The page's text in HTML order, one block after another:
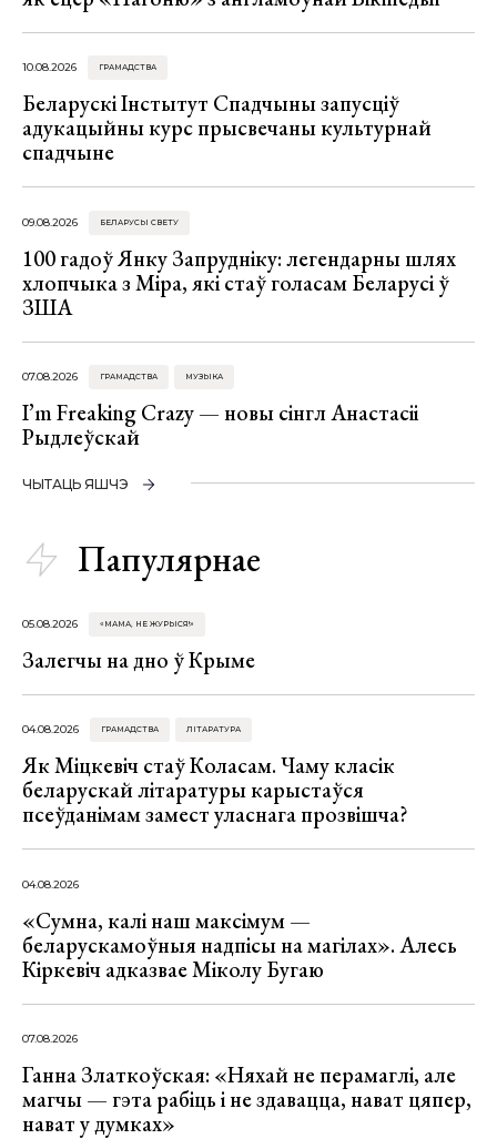
10.08.2026 ГРАМАДСТВА
Беларускі Інстытут Спадчыны запусціў
адукацыйны курс прысвечаны культурнай
спадчыне
09.08.2026 БЕЛАРУСЫ СВЕТУ
100 гадоў Янку Запрудніку: легендарны шлях
хлопчыка з Міра, які стаў голасам Беларусі ў
ЗША
07.08.2026 ГРАМАДСТВА МУЗЫКА
I’m Freaking Crazy — новы сінгл Анастасіі
Рыдлеўскай
ЧЫТАЦЬ ЯШЧЭ
Папулярнае
05.08.2026 «МАМА, НЕ ЖУРЫСЯ!»
Залегчы на дно ў Крыме
04.08.2026 ГРАМАДСТВА ЛІТАРАТУРА
Як Міцкевіч стаў Коласам. Чаму класік
беларускай літаратуры карыстаўся
псеўданімам замест уласнага прозвішча?
04.08.2026
«Сумна, калі наш максімум —
беларускамоўныя надпісы на магілах». Алесь
Кіркевіч адказвае Міколу Бугаю
07.08.2026
Ганна Златкоўская: «Няхай не перамаглі, але
магчы — гэта рабіць і не здавацца, нават цяпер,
нават у думках»